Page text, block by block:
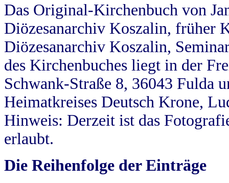
Das Original-Kirchenbuch von
Diözesanarchiv Koszalin, früher
Diözesanarchiv Koszalin,
des Kirchenbuches liegt in der
Schwank-Straße 8, 36043 Fulda
Heimatkreises Deutsch Krone,
Hinweis: Derzeit ist das
erlaubt.
Die Reihenfolge der Einträge